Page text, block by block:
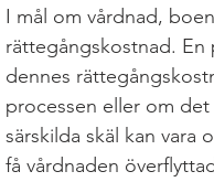
I mål om vårdnad,
rättegångskostnad.
dennes
processen eller om det
särskilda skäl kan vara
få vårdnaden